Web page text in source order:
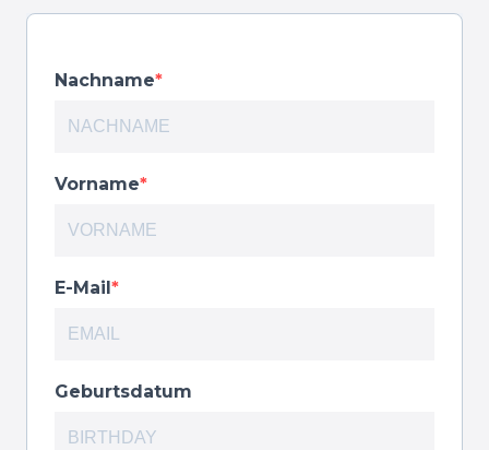
Nachname
Vorname
E-Mail
Geburtsdatum